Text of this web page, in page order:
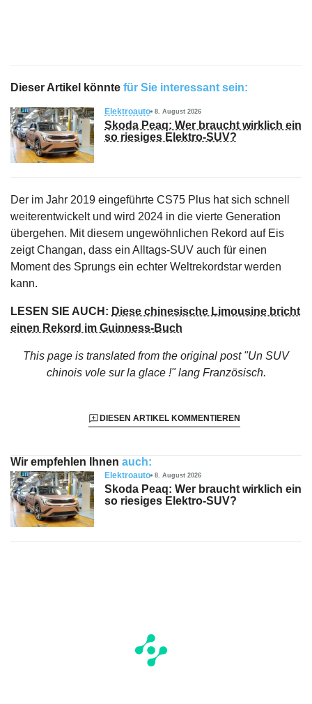
Dieser Artikel könnte für Sie interessant sein:
Elektroauto 8. August 2026
Skoda Peaq: Wer braucht wirklich ein
so riesiges Elektro-SUV?
Der im Jahr 2019 eingeführte CS75 Plus hat sich schnell
weiterentwickelt und wird 2024 in die vierte Generation
übergehen. Mit diesem ungewöhnlichen Rekord auf Eis
zeigt Changan, dass ein Alltags-SUV auch für einen
Moment des Sprungs ein echter Weltrekordstar werden
kann.
LESEN SIE AUCH: Diese chinesische Limousine bricht
einen Rekord im Guinness-Buch
This page is translated from the original post "Un SUV
chinois vole sur la glace !"lang Französisch.
DIESEN ARTIKEL KOMMENTIEREN
Wir empfehlen Ihnen auch:
Elektroauto 8. August 2026
Skoda Peaq: Wer braucht wirklich ein
so riesiges Elektro-SUV?